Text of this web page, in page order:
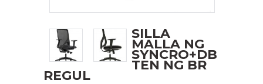
SILLA
MALLA NG
SYNCRO+DB
TEN NG BR
REGUL